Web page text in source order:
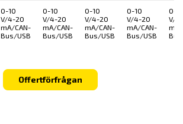
0-10
V/4-20
mA/CAN-
Bus/USB
0-10
V/4-20
mA/CAN-
Bus/USB
0-10
V/4-20
mA/CAN-
Bus/USB
0-10
V/4-20
mA/CAN-
Bus/USB
0-
V/
mA/
Offertförfrågan